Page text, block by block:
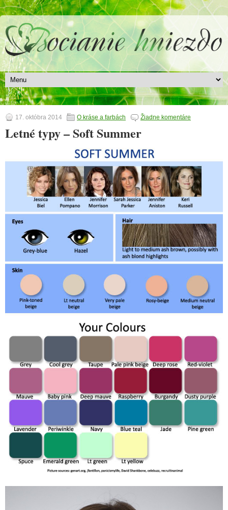
17. októbra 2014 O kráse a farbách Žiadne komentáre
Letné typy – Soft Summer